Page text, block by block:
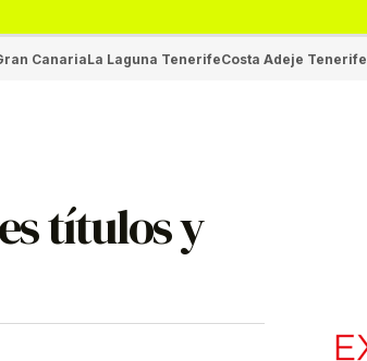
CanariaLa Laguna TenerifeCosta Adeje Tenerife
títulos y